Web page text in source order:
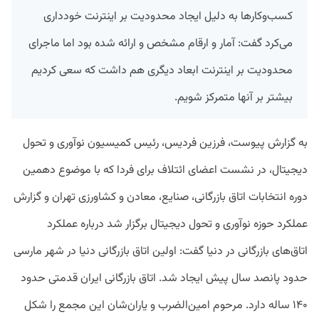
کسب‌وکارها به دلیل ایجاد محدودیت بر اینترنت خودداری
می‌کرد گفت: آمار و ارقام مشخص و ارائه شده بود اما ماجرای
محدودیت بر اینترنت ابعاد دیگری هم داشت که سعی کردیم
بیشتر بر آنها متمرکز شویم.
به گزارش پیوست، فرزین فردیس، رئیس کمیسیون نوآوری و تحول
دیجیتال، در نشست اعضای ائتلاف برای فردا که با موضوع دهمین
دوره انتخابات اتاق بازرگانی، صنایع، معادن و کشاورزی تهران و گزارش
عملکرد حوزه نوآوری و تحول دیجیتال برگزار شد درباره عملکرد
اتاق‌های بازرگانی در دنیا گفت: اولین اتاق بازرگانی دنیا در شهر مارسی
حدود پانصد سال پیش ایجاد شد. اتاق بازرگانی ایران قدمتی حدود
۱۴۰ ساله دارد. مرحوم امین‌الضرب و یاران‌شان این مجمع را شکل